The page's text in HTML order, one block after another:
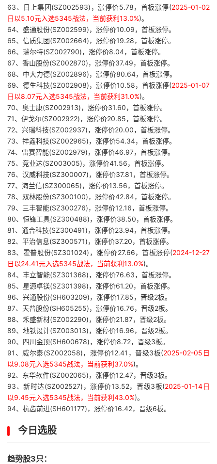
63、日上集团(SZ002593)，涨停价5.78，首板涨停(2025-01-02
日以5.10元入选5345战法，当前获利13.0%)。
64、盛通股份(SZ002599)，涨停价10.09，首板涨停。
65、信质集团(SZ002664)，涨停价19.28，首板涨停。
66、瑞尔特(SZ002790)，涨停价8.04，首板涨停。
67、香山股份(SZ002870)，涨停价37.49，首板涨停。
68、中大力德(SZ002896)，涨停价80.64，首板涨停。
69、德生科技(SZ002908)，涨停价10.58，首板涨停(2025-01-07
日以8.07元入选5345战法，当前获利31.0%)。
70、奥士康(SZ002913)，涨停价31.60，首板涨停。
71、伊戈尔(SZ002922)，涨停价20.85，首板涨停。
72、兴瑞科技(SZ002937)，涨停价20.00，首板涨停。
73、祥鑫科技(SZ002965)，涨停价54.34，首板涨停。
74、雷赛智能(SZ002979)，涨停价46.97，首板涨停。
75、竞业达(SZ003005)，涨停价41.56，首板涨停。
76、汉威科技(SZ300007)，涨停价37.81，首板涨停。
77、海兰信(SZ300065)，涨停价13.56，首板涨停。
78、双林股份(SZ300100)，涨停价42.84，首板涨停。
79、三丰智能(SZ300276)，涨停价12.16，首板涨停。
80、恒锋工具(SZ300488)，涨停价38.50，首板涨停。
81、通合科技(SZ300491)，涨停价23.94，首板涨停。
82、平治信息(SZ300571)，涨停价37.20，首板涨停。
83、霍普股份(SZ301024)，涨停价27.66，首板涨停(2024-12-27
日以24.41元入选5345战法，当前获利13.0%)。
84、丰立智能(SZ301368)，涨停价76.63，首板涨停。
85、星源卓镁(SZ301398)，涨停价61.20，首板涨停。
86、兴通股份(SH603209)，涨停价17.85，晋级2板。
87、天普股份(SH605255)，涨停价16.76，晋级2板。
88、禾盛新材(SZ002290)，涨停价21.87，晋级2板。
89、地铁设计(SZ003013)，涨停价16.96，晋级2板。
90、四川金顶(SH600678)，涨停价8.72，晋级3板。
91、威尔泰(SZ002058)，涨停价12.41，晋级3板(2025-02-05日
以9.08元入选5345战法，当前获利37.0%)。
92、东华软件(SZ002065)，涨停价12.47，晋级3板。
93、新时达(SZ002527)，涨停价13.52，晋级3板(2025-01-14日
以9.45元入选5345战法，当前获利43.0%)。
94、杭齿前进(SH601177)，涨停价16.42，晋级6板。
今日选股
趋势股3只：